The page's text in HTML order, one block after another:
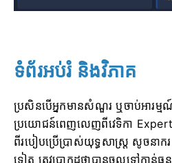
ទំព័រអប់រំ និងវិភាគ
ប្រសិនបើអ្នកមានសំណួរ ឬចាប់អារម្ម
ប្រយោជន៍ពេញលេញពីវេទិកា
ពីរបៀបប្រើប្រាស់យុទ្ធសាស្ត្រ សូចន
ទៀត ត្រូវប្រាកដថាបានចូលទៅកាន់ធន